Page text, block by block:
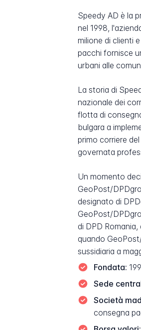
Speedy AD è la
nel 1998,
milione di clienti
pacchi fornisce
urbani alle
La storia di
nazionale dei
flotta di
bulgara a
primo corriere
governata
Un momento
GeoPost/
designato di
GeoPost/
di DPD
quando
sussidiaria a
Fondata:
Sede
Società
consegna